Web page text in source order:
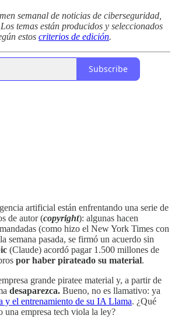
semanal de noticias de ciberseguridad,
temas están producidos y seleccionados
estos criterios de edición.
Subscribe
artificial están enfrentando una serie de
de autor (copyright): algunas hacen
(como hizo el New York Times con
semana pasada, se firmó un acuerdo sin
(Claude) acordó pagar 1.500 millones de
por haber pirateado su material.
grande piratee material y, a partir de
desaparezca. Bueno, no es llamativo: ya
y el entrenamiento de su IA Llama. ¿Qué
una empresa tech viola la ley?